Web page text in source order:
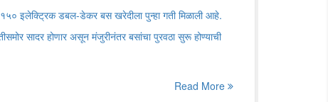
१५० इलेक्ट्रिक डबल-डेकर बस खरेदीला पुन्हा गती मिळाली आहे.
सादर होणार असून मंजुरीनंतर बसांचा पुरवठा सुरू होण्याची
Read More